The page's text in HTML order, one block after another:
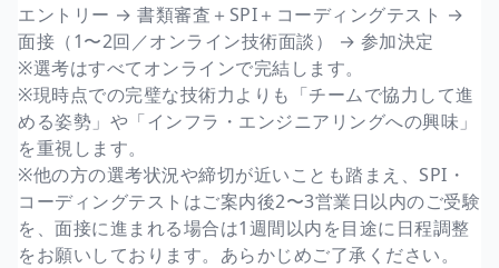
エントリー → 書類審査＋SPI＋コーディングテスト →
面接（1〜2回／オンライン技術面談） → 参加決定
※選考はすべてオンラインで完結します。
※現時点での完璧な技術力よりも「チームで協力して進
める姿勢」や「インフラ・エンジニアリングへの興味」
を重視します。
※他の方の選考状況や締切が近いことも踏まえ、SPI・
コーディングテストはご案内後2〜3営業日以内のご受験
を、面接に進まれる場合は1週間以内を目途に日程調整
をお願いしております。あらかじめご了承ください。